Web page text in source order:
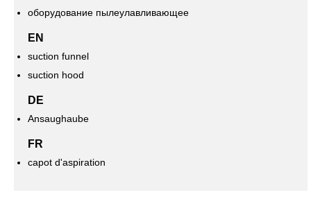
оборудование пылеулавливающее
EN
suction funnel
suction hood
DE
Ansaughaube
FR
capot d'aspiration